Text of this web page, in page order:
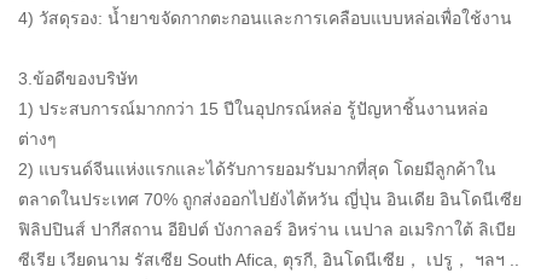
4) วัสดุรอง: น้ำยาขจัดกากตะกอนและการเคลือบแบบหล่อเพื่อใช้งาน
3.ข้อดีของบริษัท
1) ประสบการณ์มากกว่า 15 ปีในอุปกรณ์หล่อ รู้ปัญหาชิ้นงานหล่อ
ต่างๆ
2) แบรนด์จีนแห่งแรกและได้รับการยอมรับมากที่สุด โดยมีลูกค้าใน
ตลาดในประเทศ 70% ถูกส่งออกไปยังไต้หวัน ญี่ปุ่น อินเดีย อินโดนีเซีย
ฟิลิปปินส์ ปากีสถาน อียิปต์ บังกาลอร์ อิหร่าน เนปาล อเมริกาใต้ ลิเบีย
ซีเรีย เวียดนาม รัสเซีย South Afica, ตุรกี, อินโดนีเซีย， เปรู， ฯลฯ ..